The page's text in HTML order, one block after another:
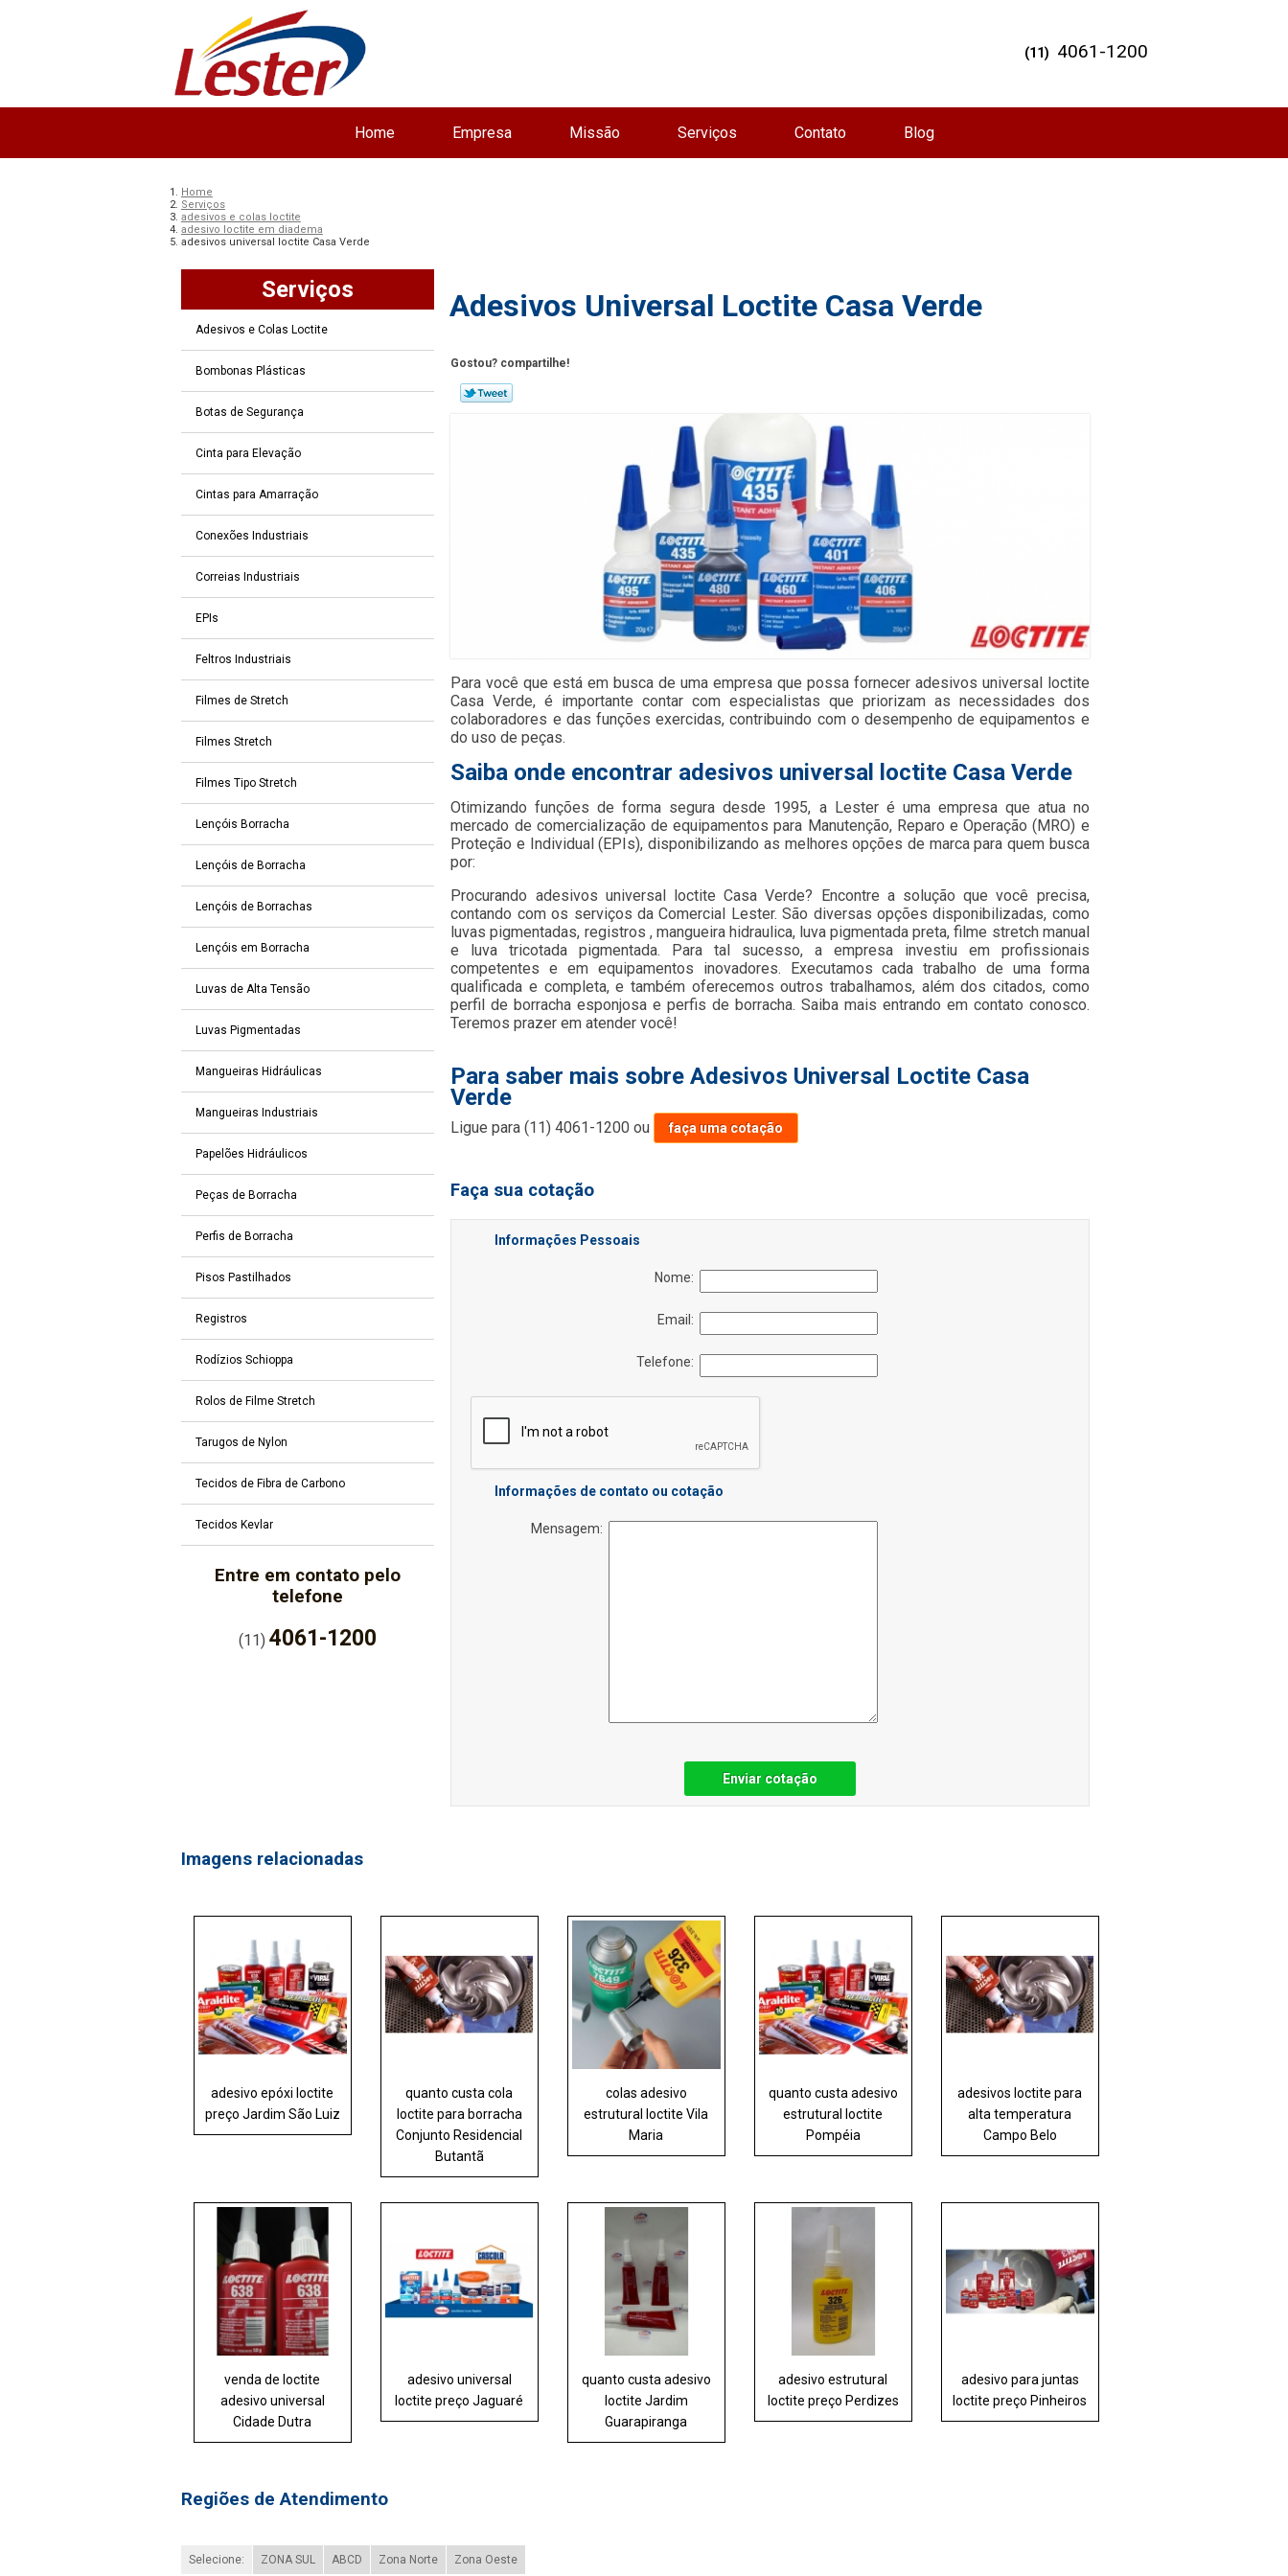
Home Empresa Missão Serviços Contato Blog
(11) 4061-1200
Home
Serviços
adesivos e colas loctite
adesivo loctite em diadema
adesivos universal loctite Casa Verde
Serviços
Adesivos e Colas Loctite
Bombonas Plásticas
Botas de Segurança
Cinta para Elevação
Cintas para Amarração
Conexões Industriais
Correias Industriais
EPIs
Feltros Industriais
Filmes de Stretch
Filmes Stretch
Filmes Tipo Stretch
Lençóis Borracha
Lençóis de Borracha
Lençóis de Borrachas
Lençóis em Borracha
Luvas de Alta Tensão
Luvas Pigmentadas
Mangueiras Hidráulicas
Mangueiras Industriais
Papelões Hidráulicos
Peças de Borracha
Perfis de Borracha
Pisos Pastilhados
Registros
Rodízios Schioppa
Rolos de Filme Stretch
Tarugos de Nylon
Tecidos de Fibra de Carbono
Tecidos Kevlar
Entre em contato pelo
telefone
(11)4061-1200
Adesivos Universal Loctite Casa Verde
Gostou? compartilhe!
Para você que está em busca de uma empresa que possa fornecer adesivos universal loctite
Casa Verde, é importante contar com especialistas que priorizam as necessidades dos
colaboradores e das funções exercidas, contribuindo com o desempenho de equipamentos e
do uso de peças.
Saiba onde encontrar adesivos universal loctite Casa Verde
Otimizando funções de forma segura desde 1995, a Lester é uma empresa que atua no
mercado de comercialização de equipamentos para Manutenção, Reparo e Operação (MRO) e
Proteção e Individual (EPIs), disponibilizando as melhores opções de marca para quem busca
por:
Procurando adesivos universal loctite Casa Verde? Encontre a solução que você precisa,
contando com os serviços da Comercial Lester. São diversas opções disponibilizadas, como
luvas pigmentadas, registros , mangueira hidraulica, luva pigmentada preta, filme stretch manual
e luva tricotada pigmentada. Para tal sucesso, a empresa investiu em profissionais
competentes e em equipamentos inovadores. Executamos cada trabalho de uma forma
qualificada e completa, e também oferecemos outros trabalhamos, além dos citados, como
perfil de borracha esponjosa e perfis de borracha. Saiba mais entrando em contato conosco.
Teremos prazer em atender você!
Para saber mais sobre Adesivos Universal Loctite Casa
Verde
Ligue para(11) 4061-1200 ou faça uma cotação
Faça sua cotação
Informações Pessoais
Nome:
Email:
Telefone:
Informações de contato ou cotação
Mensagem:
Enviar cotação
Imagens relacionadas
adesivo epóxi loctite
preço Jardim São Luiz
quanto custa cola
loctite para borracha
Conjunto Residencial
Butantã
colas adesivo
estrutural loctite Vila
Maria
quanto custa adesivo
estrutural loctite
Pompéia
adesivos loctite para
alta temperatura
Campo Belo
venda de loctite
adesivo universal
Cidade Dutra
adesivo universal
loctite preço Jaguaré
quanto custa adesivo
loctite Jardim
Guarapiranga
adesivo estrutural
loctite preço Perdizes
adesivo para juntas
loctite preço Pinheiros
Regiões de Atendimento
Selecione: ZONA SUL ABCD Zona Norte Zona Oeste